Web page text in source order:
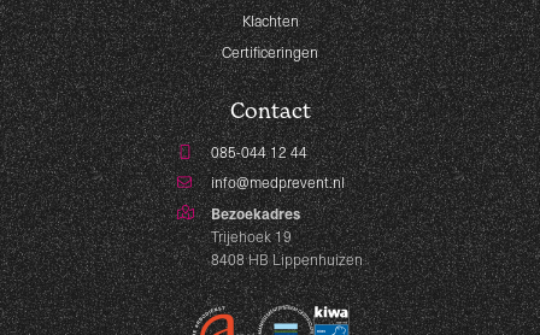
Klachten
Certificeringen
Contact
085-044 12 44
info@medprevent.nl
Bezoekadres
Trijehoek 19
8408 HB Lippenhuizen